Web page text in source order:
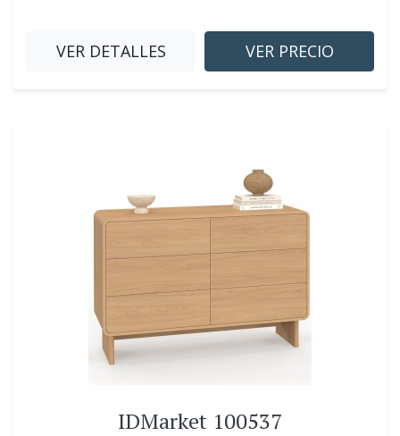
VER DETALLES VER PRECIO
IDMarket 100537